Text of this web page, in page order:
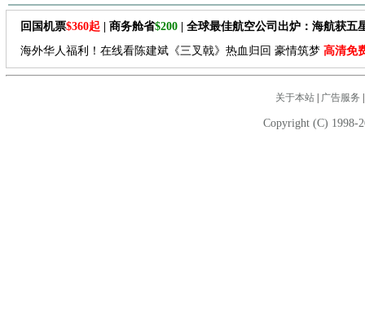
回国机票$360起 | 商务舱省$200 | 全球最佳航空公司出炉：海航获五
海外华人福利！在线看陈建斌《三叉戟》热血归回 豪情筑梦 高清免
关于本站| 广告服务
Copyright (C) 1998-